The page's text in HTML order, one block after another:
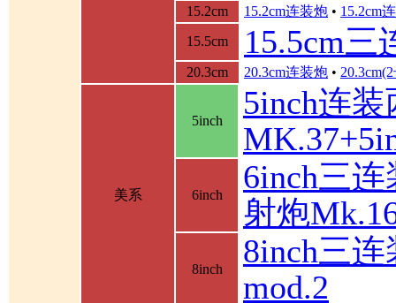
15.2cm 15.2cm连装炮 • 15.2cm
15.5cm
15.5cm三
20.3cm 20.3cm连装炮 •
美系
5inch
5inch连
6inch
6inch三
射炮
8inch
8inch三
mod.2